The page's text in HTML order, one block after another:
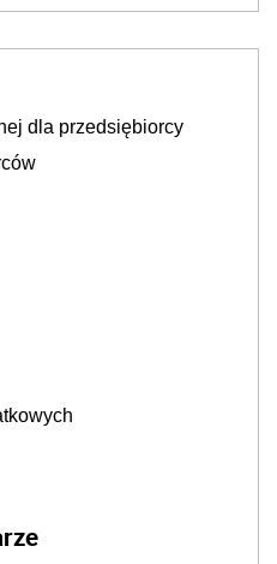
dla przedsiębiorcy